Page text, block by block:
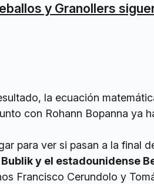
y Granollers
la ecuación
con Rohann Bopanna ya
para ver si pasan a la final
y el estadounidense
Francisco Cerundolo y